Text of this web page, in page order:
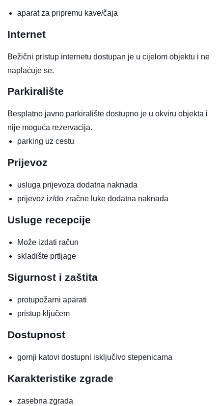
aparat za pripremu kave/čaja
Internet
Bežični pristup internetu dostupan je u cijelom objektu i ne
naplaćuje se.
Parkiralište
Besplatno javno parkiralište dostupno je u okviru objekta i
nije moguća rezervacija.
parking uz cestu
Prijevoz
usluga prijevoza dodatna naknada
prijevoz iz/do zračne luke dodatna naknada
Usluge recepcije
Može izdati račun
skladište prtljage
Sigurnost i zaštita
protupožarni aparati
pristup ključem
Dostupnost
gornji katovi dostupni isključivo stepenicama
Karakteristike zgrade
zasebna zgrada